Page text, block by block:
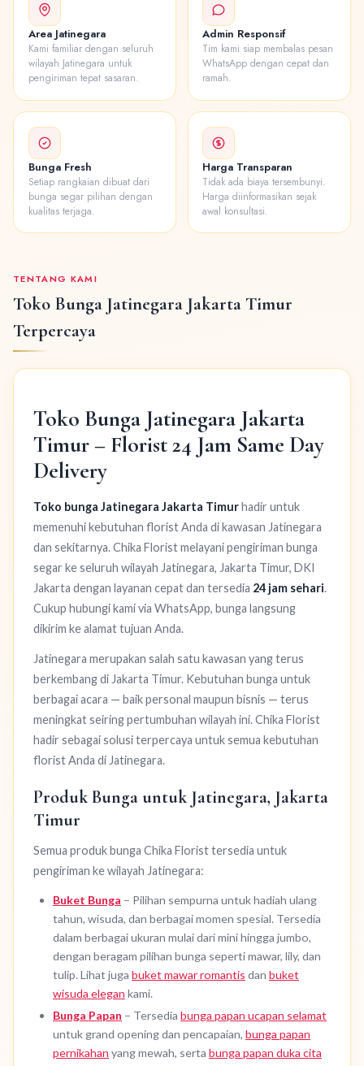
Area Jatinegara
Kami familiar dengan seluruh
wilayah Jatinegara untuk
pengiriman tepat sasaran.
Admin Responsif
Tim kami siap membalas pesan
WhatsApp dengan cepat dan
ramah.
Bunga Fresh
Setiap rangkaian dibuat dari
bunga segar pilihan dengan
kualitas terjaga.
Harga Transparan
Tidak ada biaya tersembunyi.
Harga diinformasikan sejak
awal konsultasi.
TENTANG KAMI
Toko Bunga Jatinegara Jakarta Timur
Terpercaya
Toko Bunga Jatinegara Jakarta
Timur – Florist 24 Jam Same Day
Delivery
Toko bunga Jatinegara Jakarta Timurhadir untuk
memenuhi kebutuhan florist Anda di kawasan Jatinegara
dan sekitarnya. Chika Florist melayani pengiriman bunga
segar ke seluruh wilayah Jatinegara, Jakarta Timur, DKI
Jakarta dengan layanan cepat dan tersedia 24 jam sehari.
Cukup hubungi kami via WhatsApp, bunga langsung
dikirim ke alamat tujuan Anda.
Jatinegara merupakan salah satu kawasan yang terus
berkembang di Jakarta Timur. Kebutuhan bunga untuk
berbagai acara — baik personal maupun bisnis — terus
meningkat seiring pertumbuhan wilayah ini. Chika Florist
hadir sebagai solusi terpercaya untuk semua kebutuhan
florist Anda di Jatinegara.
Produk Bunga untuk Jatinegara, Jakarta
Timur
Semua produk bunga Chika Florist tersedia untuk
pengiriman ke wilayah Jatinegara:
Buket Bunga – Pilihan sempurna untuk hadiah ulang
tahun, wisuda, dan berbagai momen spesial. Tersedia
dalam berbagai ukuran mulai dari mini hingga jumbo,
dengan beragam pilihan bunga seperti mawar, lily, dan
tulip. Lihat juga buket mawar romantis dan buket
wisuda elegan kami.
Bunga Papan – Tersedia bunga papan ucapan selamat
untuk grand opening dan pencapaian, bunga papan
pernikahan yang mewah, serta bunga papan duka cita